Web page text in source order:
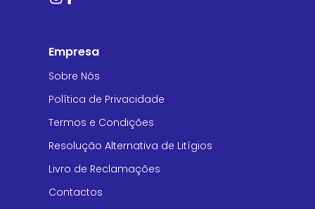
Empresa
Sobre Nós
Política de Privacidade
Termos e Condições
Resolução Alternativa de Litígios
Livro de Reclamações
Contactos